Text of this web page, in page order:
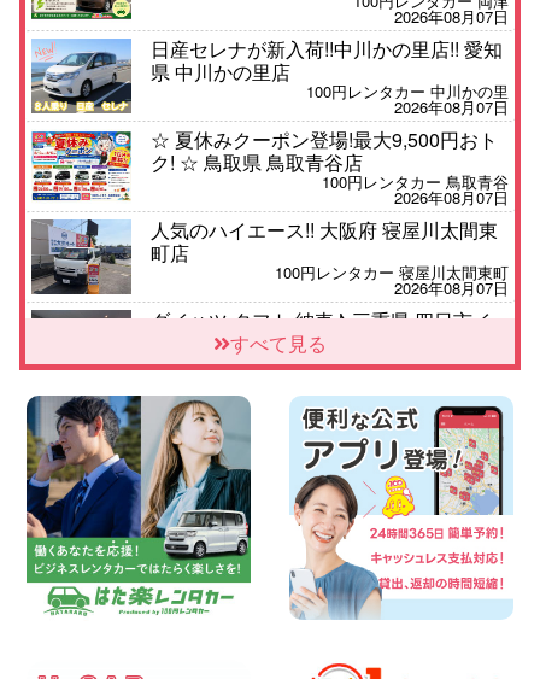
2026年08月07日
日産セレナが新入荷!!中川かの里店!! 愛知
県 中川かの里店
100円レンタカー 中川かの里
2026年08月07日
☆ 夏休みクーポン登場!最大9,500円おト
ク! ☆ 鳥取県 鳥取青谷店
100円レンタカー 鳥取青谷
2026年08月07日
人気のハイエース!! 大阪府 寝屋川太間東
町店
100円レンタカー 寝屋川太間東町
2026年08月07日
ダイハツ タフト 納車♪ 三重県 四日市イ
ンター店
100円レンタカー 四日市インター
夏季休暇のお知らせ 東京都 墨田両国店
100円レンタカー 墨田両国
2026年08月07日
三河安城店 8月後半のレンタカー予約は
お早めに♪ルーミーご予約受付中です! 愛
知県 三河安城店
100円レンタカー 三河安城
2026年08月07日
お盆シーズン空きあり!!100円レンタカー
すべて見る